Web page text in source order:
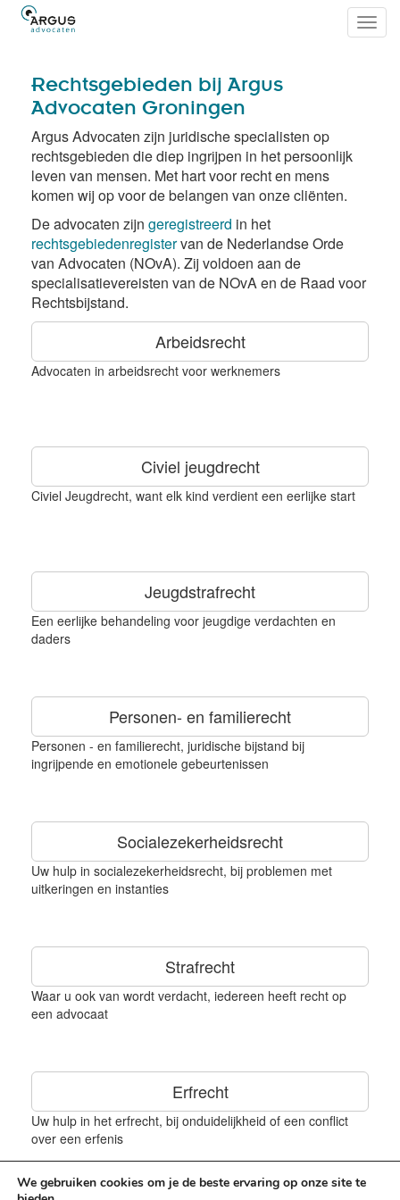
Rechtsgebieden bij Argus
Advocaten Groningen
Argus Advocaten zijn juridische specialisten op
rechtsgebieden die diep ingrijpen in het persoonlijk
leven van mensen. Met hart voor recht en mens
komen wij op voor de belangen van onze cliënten.
De advocaten zijn geregistreerd in het
rechtsgebiedenregistervan de Nederlandse Orde
van Advocaten (NOvA). Zij voldoen aan de
specialisatievereisten van de NOvA en de Raad voor
Rechtsbijstand.
Arbeidsrecht
Advocaten in arbeidsrecht voor werknemers
Civiel jeugdrecht
Civiel Jeugdrecht, want elk kind verdient een eerlijke start
Jeugdstrafrecht
Een eerlijke behandeling voor jeugdige verdachten en
daders
Personen- en familierecht
Personen - en familierecht, juridische bijstand bij
ingrijpende en emotionele gebeurtenissen
Socialezekerheidsrecht
Uw hulp in socialezekerheidsrecht, bij problemen met
uitkeringen en instanties
Strafrecht
Waar u ook van wordt verdacht, iedereen heeft recht op
een advocaat
Erfrecht
Uw hulp in het erfrecht, bij onduidelijkheid of een conflict
over een erfenis
We gebruiken cookies om je de beste ervaring op onze site te